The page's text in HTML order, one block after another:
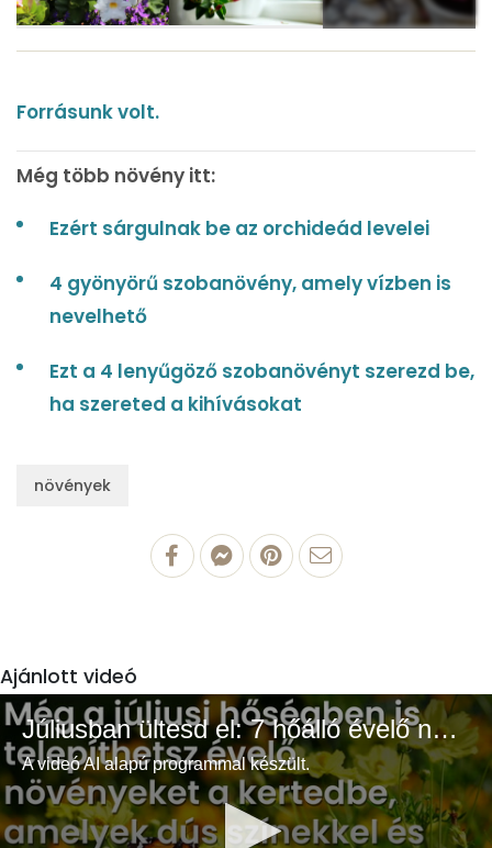
Forrásunk volt.
Még több növény itt:
Ezért sárgulnak be az orchideád levelei
4 gyönyörű szobanövény, amely vízben is
nevelhető
Ezt a 4 lenyűgöző szobanövényt szerezd be,
ha szereted a kihívásokat
növények
Ajánlott videó
Júliusban ültesd el: 7 hőálló évelő növény a színes és buja kertért
A videó AI alapú programmal készült.